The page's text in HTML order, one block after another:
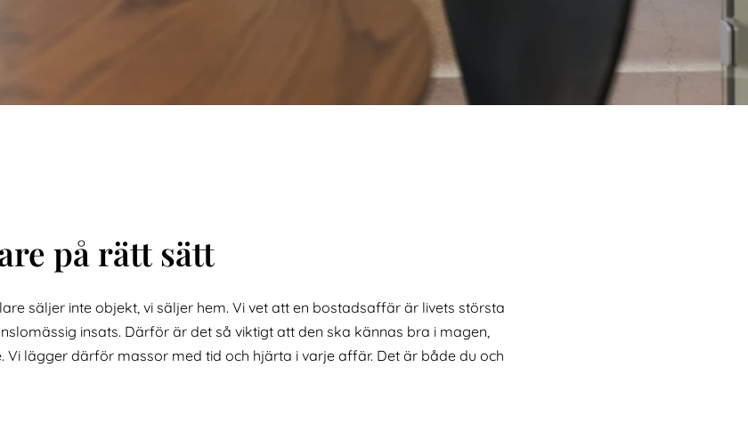
på rätt sätt
säljer inte objekt, vi säljer hem. Vi vet att en bostadsaffär är livets största
insats. Därför är det så viktigt att den ska kännas bra i magen,
lägger därför massor med tid och hjärta i varje affär. Det är både du och